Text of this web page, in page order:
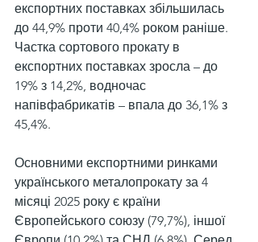
експортних поставках збільшилась
до 44,9% проти 40,4% роком раніше.
Частка сортового прокату в
експортних поставках зросла – до
19% з 14,2%, водночас
напівфабрикатів – впала до 36,1% з
45,4%.
Основними експортними ринками
українського металопрокату за 4
місяці 2025 року є країни
Європейського союзу (79,7%), іншої